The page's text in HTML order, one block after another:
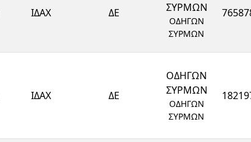
ΙΔΑΧ ΔΕ
ΣΥΡΜΩΝ
ΟΔΗΓΩΝ
ΣΥΡΜΩΝ
ΙΔΑΧ ΔΕ
ΟΔΗΓΩΝ
ΣΥΡΜΩΝ
ΟΔΗΓΩΝ
ΣΥΡΜΩΝ